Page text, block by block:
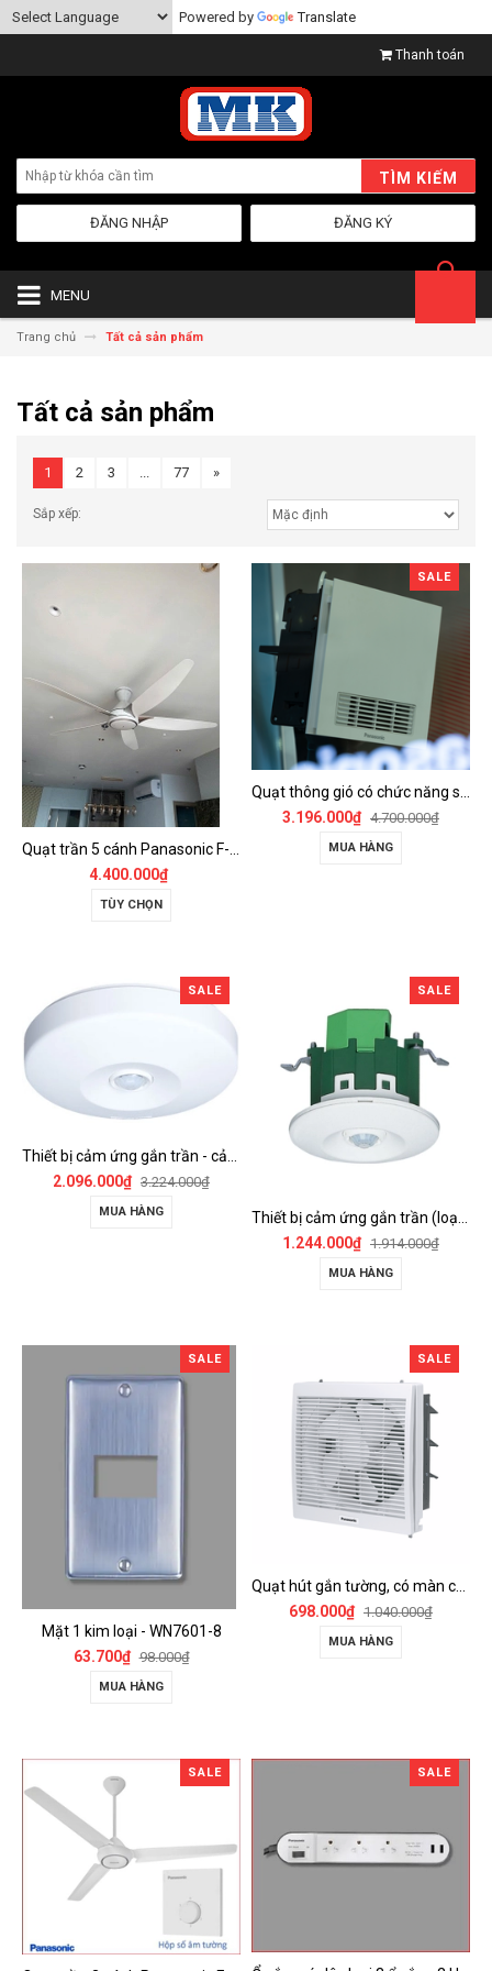
Powered by Translate
Thanh toán
TÌM KIẾM
ĐĂNG KÝ
ĐĂNG NHẬP
MENU
Trang chủ Tất cả sản phẩm
Tất cả sản phẩm
Sắp xếp:
1 2 3 ... 77 »
4.400.000₫
TÙY CHỌN
SALE
Quạt thông gió có chức năng sưởi ấm, dùng cho phòng tắm - FV-30BZ1
3.196.000₫ 4.700.000₫
MUA HÀNG
SALE
2.096.000₫ 3.224.000₫
MUA HÀNG
SALE
1.244.000₫ 1.914.000₫
MUA HÀNG
SALE
Mặt 1 kim loại - WN7601-8
63.700₫ 98.000₫
MUA HÀNG
SALE
698.000₫ 1.040.000₫
MUA HÀNG
SALE SALE